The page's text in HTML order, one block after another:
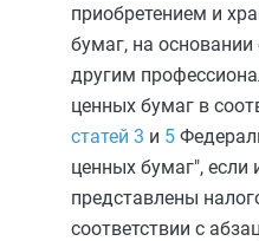
приобретением и
бумаг, на
другим
ценных бумаг в
статей 3 и 5
ценных бумаг", если
представлены
соответствии с